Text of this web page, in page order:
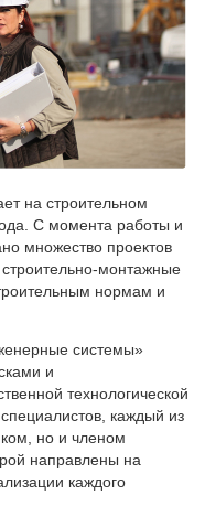
на строительном
С момента работы и
множество проектов
монтажные
нормам и
системы»
и
технологической
каждый из
но и членом
направлены на
каждого